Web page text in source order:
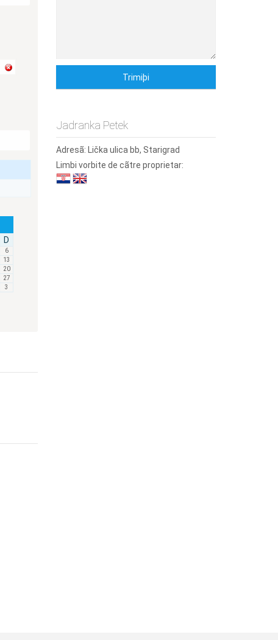
D
6
13
20
27
3
Jadranka Petek
Adresã:
Lička ulica bb, Starigrad
Limbi vorbite de cãtre proprietar: